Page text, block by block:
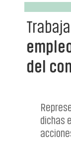
del
dichas